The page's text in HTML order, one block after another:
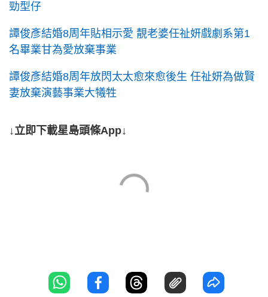
勁型仔
譚俊彥結婚8周年貼相示愛 靚老婆任祉妍戲劇系第1
名畢業甘為愛放棄事業
譚俊彥結婚8周年放閃太太愈來愈後生 任祉妍為做賢
妻放棄演藝事業大犧牲
↓立即下載星島頭條App↓